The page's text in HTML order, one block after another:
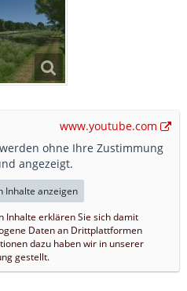
www.youtube.com
ohne Ihre Zustimmung
angezeigt.
Inhalte anzeigen
Inhalte erklären Sie sich damit
Daten an Drittplattformen
dazu haben wir in unserer
gestellt.